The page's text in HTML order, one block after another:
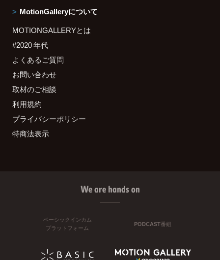
MotionGalleryについて
MOTIONGALLERYとは
#2020 年代
よくあるご質問
お問い合わせ
取材のご相談
利用規約
プライバシーポリシー
特商法表示
We are hands on
ベーシックインカム
プラットフォーム
PODCAST番組